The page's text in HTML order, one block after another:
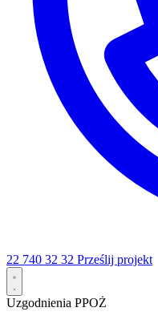
22 740 32 32 Prześlij projekt
Uzgodnienia PPOŻ